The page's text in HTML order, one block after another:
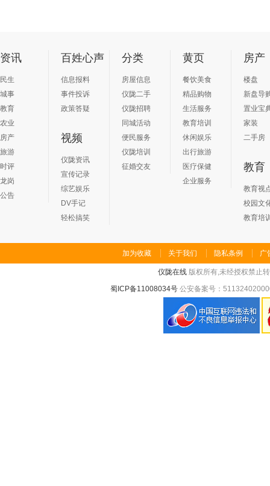
资讯
民生
城事
教育
农业
房产
旅游
时评
龙岗
公告
百姓心声
信息报料
事件投诉
政策答疑
视频
仪陇资讯
宣传记录
综艺娱乐
DV手记
轻松搞笑
分类
房屋信息
仪陇二手
仪陇招聘
同城活动
便民服务
仪陇培训
征婚交友
黄页
餐饮美食
精品购物
生活服务
教育培训
休闲娱乐
出行旅游
医疗保健
企业服务
房产
楼盘
新盘导
置业宝
家装
二手房
教育
教育视
校园文
教育培
加为收藏 关于我们 隐私条例 广
仪陇在线 版权所有,未经授权禁止
蜀ICP备11008034号公安备案号：